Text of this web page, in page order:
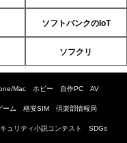
ソフトバンクのIoT
ソフクリ
Mac ホビー 自作PC AV
ーム 格安SIM 倶楽部情報局
ュリティ小説コンテスト SDGs